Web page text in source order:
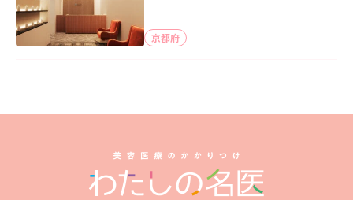
京都府